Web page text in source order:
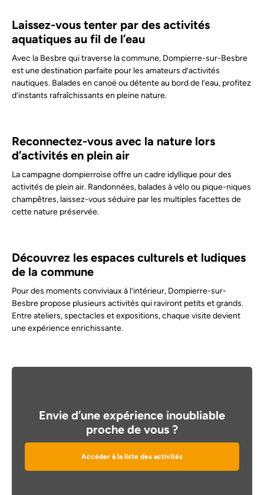
Laissez-vous tenter par des activités
aquatiques au fil de l’eau
Avec la Besbre qui traverse la commune, Dompierre-sur-Besbre
est une destination parfaite pour les amateurs d’activités
nautiques. Balades en canoë ou détente au bord de l’eau, profitez
d’instants rafraîchissants en pleine nature.
Reconnectez-vous avec la nature lors
d’activités en plein air
La campagne dompierroise offre un cadre idyllique pour des
activités de plein air. Randonnées, balades à vélo ou pique-niques
champêtres, laissez-vous séduire par les multiples facettes de
cette nature préservée.
Découvrez les espaces culturels et ludiques
de la commune
Pour des moments conviviaux à l’intérieur, Dompierre-sur-
Besbre propose plusieurs activités qui raviront petits et grands.
Entre ateliers, spectacles et expositions, chaque visite devient
une expérience enrichissante.
Envie d’une expérience inoubliable
proche de vous ?
Accéder à la liste des activités